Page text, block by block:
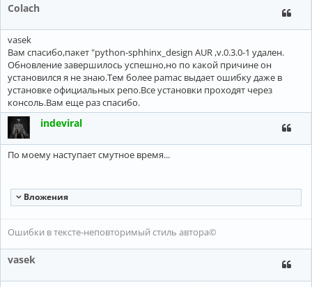
Colach
vasek
Вам спасибо,пакет "python-sphhinx_design AUR ,v.0.3.0-1 удален.
Обновление завершилось успешно,но по какой причине он
установился я не знаю.Тем более pamac выдает ошибку даже в
установке официальных репо.Все установки проходят через
консоль.Вам еще раз спасибо.
indeviral
По моему наступает смутное время...
Вложения
Ошибки в тексте-неповторимый стиль автора©
vasek